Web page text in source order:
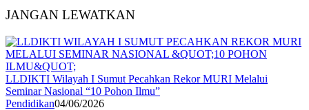
JANGAN LEWATKAN
LLDIKTI Wilayah I Sumut Pecahkan Rekor MURI Melalui
Seminar Nasional “10 Pohon Ilmu”
Pendidikan04/06/2026